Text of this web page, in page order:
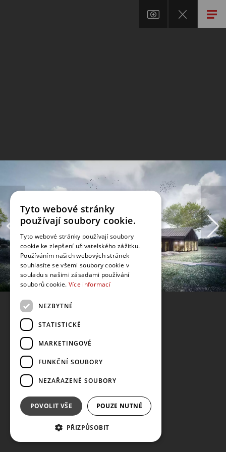
Tyto webové stránky
používají soubory cookie.
Tyto webové stránky používají soubory
cookie ke zlepšení uživatelského zážitku.
Používáním našich webových stránek
souhlasíte se všemi soubory cookie v
souladu s našimi zásadami používání
souborů cookie. Více informací
NEZBYTNÉ
STATISTICKÉ
MARKETINGOVÉ
FUNKČNÍ SOUBORY
NEZAŘAZENÉ SOUBORY
POVOLIT VŠE POUZE NUTNÉ
PŘIZPŮSOBIT